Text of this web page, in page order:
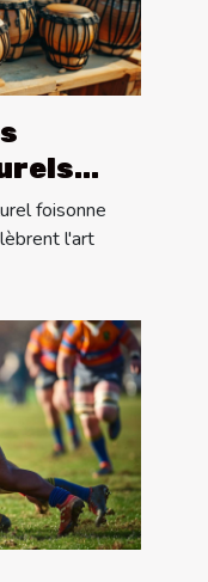
foisonne
l'art